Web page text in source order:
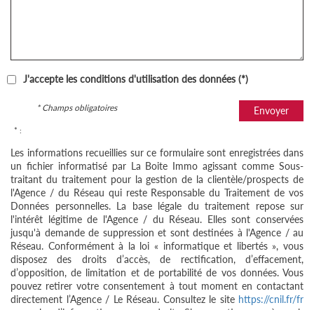
J'accepte les conditions d'utilisation des données (*)
Envoyer
* Champs obligatoires
* :
Les informations recueillies sur ce formulaire sont enregistrées dans
un fichier informatisé par La Boite Immo agissant comme Sous-
traitant du traitement pour la gestion de la clientèle/prospects de
l'Agence / du Réseau qui reste Responsable du Traitement de vos
Données personnelles. La base légale du traitement repose sur
l'intérêt légitime de l'Agence / du Réseau. Elles sont conservées
jusqu'à demande de suppression et sont destinées à l'Agence / au
Réseau. Conformément à la loi « informatique et libertés », vous
disposez des droits d’accès, de rectification, d’effacement,
d’opposition, de limitation et de portabilité de vos données. Vous
pouvez retirer votre consentement à tout moment en contactant
directement l’Agence / Le Réseau. Consultez le site https://cnil.fr/fr